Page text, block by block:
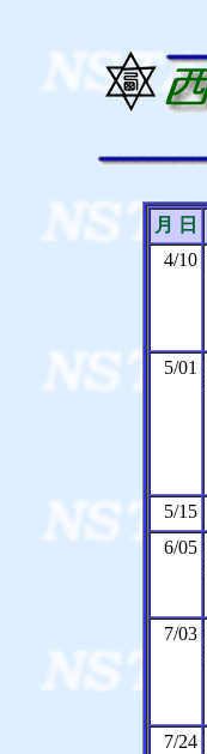
月 日
4/10
5/01
5/15
6/05
7/03
7/24